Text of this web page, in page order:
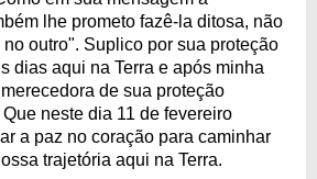
lhe prometo fazê-la ditosa, não
outro". Suplico por sua proteção
dias aqui na Terra e após minha
de sua proteção
neste dia 11 de fevereiro
a paz no coração para caminhar
trajetória aqui na Terra.